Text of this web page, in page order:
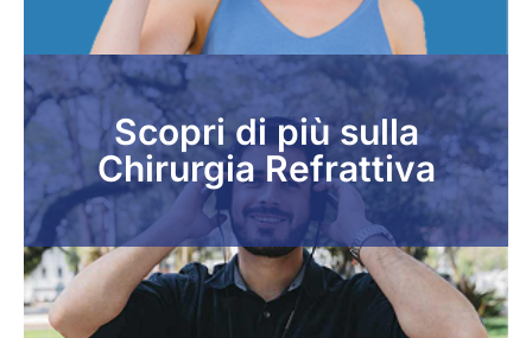
Scopri di più sulla
Chirurgia Refrattiva